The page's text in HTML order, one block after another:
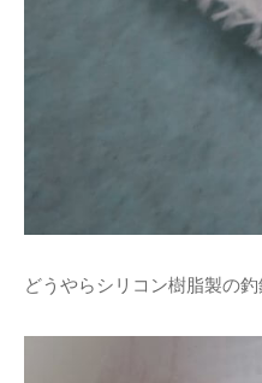
どうやらシリコン樹脂製の